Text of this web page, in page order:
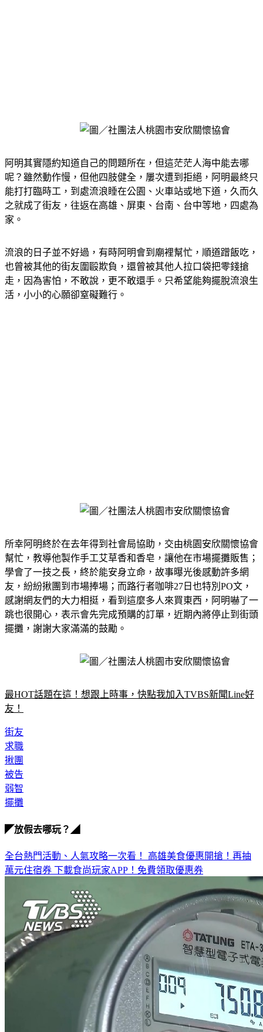
阿明其實隱約知道自己的問題所在，但這茫茫人海中能去哪
呢？雖然動作慢，但他四肢健全，屢次遭到拒絕，阿明最終只
能打打臨時工，到處流浪睡在公園、火車站或地下道，久而久
之就成了街友，往返在高雄、屏東、台南、台中等地，四處為
流浪的日子並不好過，有時阿明會到廟裡幫忙，順道蹭飯吃，
也曾被其他的街友圍毆欺負，還曾被其他人拉口袋把零錢搶
走，因為害怕，不敢說，更不敢還手。只希望能夠擺脫流浪生
所幸阿明終於在去年得到社會局協助，交由桃園安欣關懷協會
幫忙，教導他製作手工艾草香和香皂，讓他在市場擺攤販售；
學會了一技之長，終於能安身立命，故事曝光後感動許多網
友，紛紛揪團到市場捧場；而路行者咖啡27日也特別PO文，
感謝網友們的大力相挺，看到這麼多人來買東西，阿明嚇了一
跳也很開心，表示會先完成預購的訂單，近期內將停止到街頭
最HOT話題在這！想跟上時事，快點我加入TVBS新聞Line好
街友
求職
揪團
被告
弱智
全台熱門活動、人氣攻略一次看！高雄美食優惠開搶！再抽